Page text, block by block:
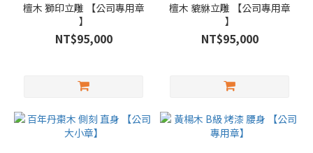
檀木 獅印立雕 【公司專用章
】
NT$95,000
檀木 貔貅立雕 【公司專用章
】
NT$95,000